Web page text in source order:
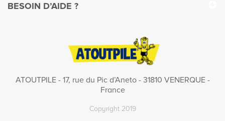
BESOIN D’AIDE ?
ATOUTPILE - 17, rue du Pic d’Aneto - 31810 VENERQUE -
France
Copyright 2019